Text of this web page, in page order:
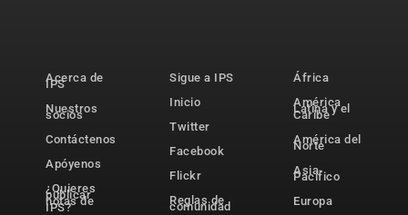
Acerca de
IPS
Nuestros
socios
Contáctenos
Apóyenos
¿Quieres
publicar
notas de
IPS?
Sigue a IPS
Inicio
Twitter
Facebook
Flickr
Reglas de
comunidad
África
América
Latina y el
Caribe
América del
Norte
Asia-
Pacífico
Europa